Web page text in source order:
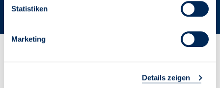
Statistiken
Marketing
Details zeigen
Zahlen & Fakten des